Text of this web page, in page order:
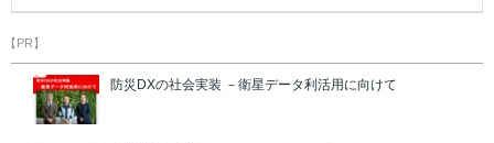
【PR】
防災DXの社会実装 －衛星データ利活用に向けて